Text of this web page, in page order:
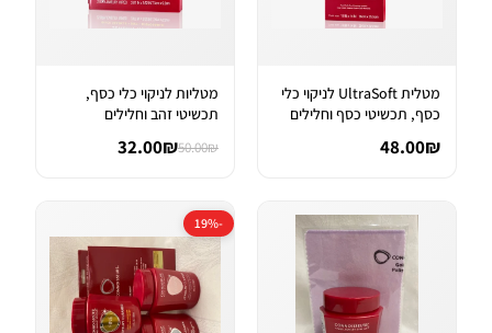
מטלית UltraSoft לניקוי כלי
כסף, תכשיטי כסף וחלילים
48.00₪
מטליות לניקוי כלי כסף,
תכשיטי זהב וחלילים
50.00₪
32.00₪
-19%